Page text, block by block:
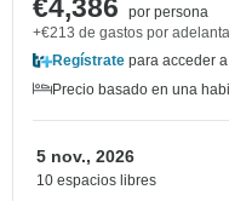
€4,386
por persona
+€213 de gastos por
Regístrate para acceder
Precio basado en una
5 nov., 2026
10 espacios libres